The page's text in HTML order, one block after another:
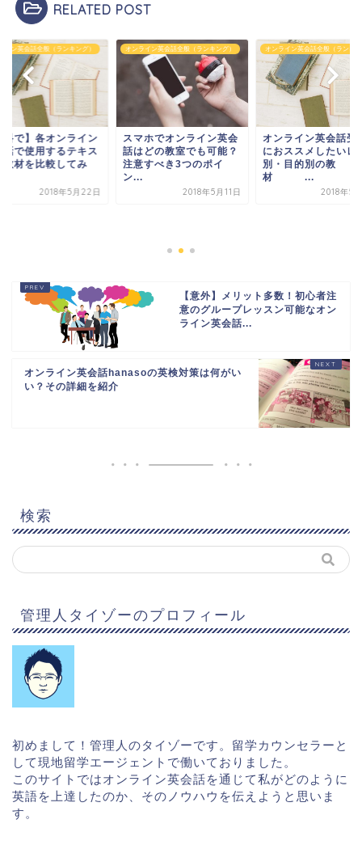
RELATED POST
イン英会話全般（ランキング）
料で】各オンライン
話で使用するテキス
教材を比較してみ
2018年5月22日
オンライン英会話全般（ランキング）
スマホでオンライン英会
話はどの教室でも可能？
注意すべき3つのポイ
ン...
2018年5月11日
オンライン英会話全般（ランキ
オンライン英会話受
におススメしたいレ
別・目的別の教
材 ...
2018年5
【意外】メリット多数！初心者注
意のグループレッスン可能なオン
ライン英会話...
オンライン英会話hanasoの英検対策は何がい
い？その詳細を紹介
検索
管理人タイゾーのプロフィール
初めまして！管理人のタイゾーです。留学カウンセラーと
して現地留学エージェントで働いておりました。
このサイトではオンライン英会話を通じて私がどのように
英語を上達したのか、そのノウハウを伝えようと思いま
す。